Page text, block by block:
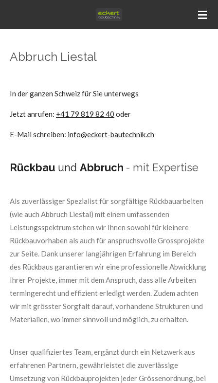
Abbruch Liestal
In der ganzen Schweiz für Sie unterwegs
Jetzt anrufen: +41 79 819 82 40 oder
E-Mail schreiben: info@eckert-bautechnik.ch
Rückbau und Abbruch - mit Expertise
Als zuverlässiger Spezialist für sorgfältige Rückbauarbeiten
(wie auch Abbruch Liestal) mit einem umfassenden
Leistungsspektrum stehen wir Ihnen sowohl für kleinere
Rückbauvorhaben als auch für anspruchsvolle Grossprojekte
zur Seite. Dank unserer langjährigen Erfahrung im Bereich
des Rückbaus garantieren wir eine professionelle Abwicklung
Ihrer Projekte, immer mit dem Anspruch, dass alle Arbeiten
termingerecht und effizient erledigt werden. Zudem achten
wir mit grösster Sorgfalt darauf, vorhandene Strukturen und
Materialien, wo immer sinnvoll und möglich, zu erhalten.
Unser qualifiziertes Team, ergänzt durch ein Netzwerk aus
erfahrenen Partnern, gewährleistet die zuverlässige
Umsetzung von Rückbauprojekten jeder Grössenordnung, bei